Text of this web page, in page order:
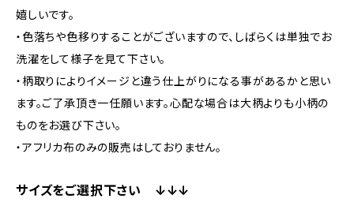
嬉しいです。
・色落ちや色移りすることがございますので、しばらくは単独でお
洗濯をして様子を見て下さい。
・柄取りによりイメージと違う仕上がりになる事があるかと思い
ます。ご了承頂き一任願います。心配な場合は大柄よりも小柄の
ものをお選び下さい。
・アフリカ布のみの販売はしておりません。
サイズをご選択下さい ↓↓↓